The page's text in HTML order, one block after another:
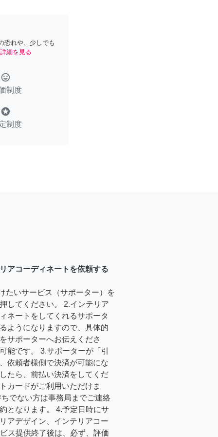
恐れや、少しでも
詳細を見る
tag_faces
制度
stars
制度
アコーディネートを依頼する
たいサービス（サポーター）を
してください。 2.インテリア
ネートをしてくれるサポータ
ようになりますので、具体的
サポーターへお伝えくださ
能です。 3.サポーターが「引
依頼者様側で決済が可能にな
たら、前払い決済をしてくだ
カードがご利用いただけま
でない方は事務局までご連絡
となります。 4.予定日時にサ
アデザイン、インテリアコー
ス提供終了後は、必ず、評価